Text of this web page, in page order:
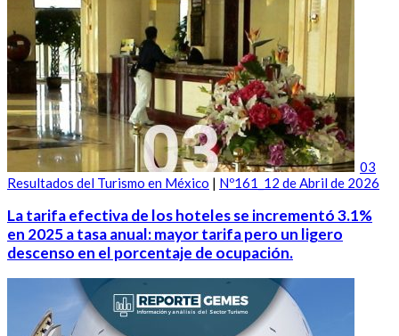
03
Resultados del Turismo en México | Nº161_12 de Abril de 2026
La tarifa efectiva de los hoteles se incrementó 3.1%
en 2025 a tasa anual: mayor tarifa pero un ligero
descenso en el porcentaje de ocupación.